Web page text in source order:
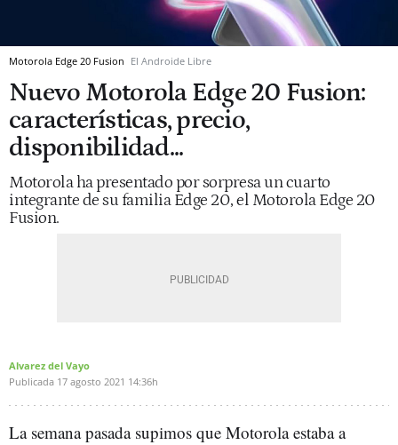
Motorola Edge 20 Fusion El Androide Libre
Nuevo Motorola Edge 20 Fusion:
características, precio,
disponibilidad...
Motorola ha presentado por sorpresa un cuarto
integrante de su familia Edge 20, el Motorola Edge 20
Fusion.
Alvarez del Vayo
Publicada 17 agosto 2021 14:36h
La semana pasada supimos que Motorola estaba a